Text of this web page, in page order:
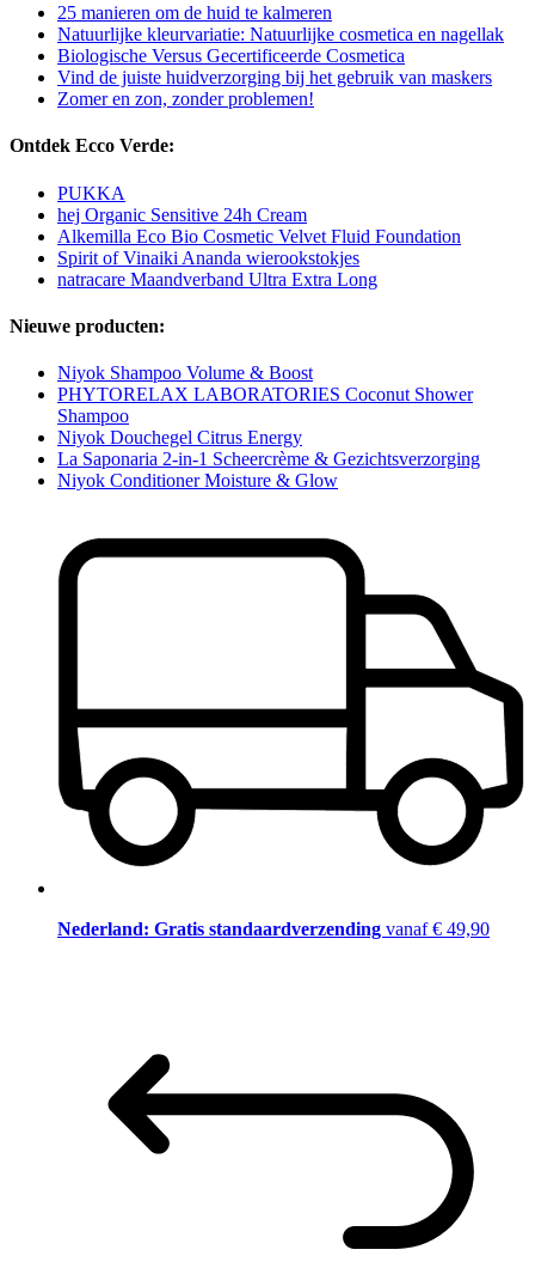
25 manieren om de huid te kalmeren
Natuurlijke kleurvariatie: Natuurlijke cosmetica en nagellak
Biologische Versus Gecertificeerde Cosmetica
Vind de juiste huidverzorging bij het gebruik van maskers
Zomer en zon, zonder problemen!
Ontdek Ecco Verde:
PUKKA
hej Organic Sensitive 24h Cream
Alkemilla Eco Bio Cosmetic Velvet Fluid Foundation
Spirit of Vinaiki Ananda wierookstokjes
natracare Maandverband Ultra Extra Long
Nieuwe producten:
Niyok Shampoo Volume & Boost
PHYTORELAX LABORATORIES Coconut Shower
Shampoo
Niyok Douchegel Citrus Energy
La Saponaria 2-in-1 Scheercrème & Gezichtsverzorging
Niyok Conditioner Moisture & Glow
Nederland: Gratis standaardverzending vanaf € 49,90